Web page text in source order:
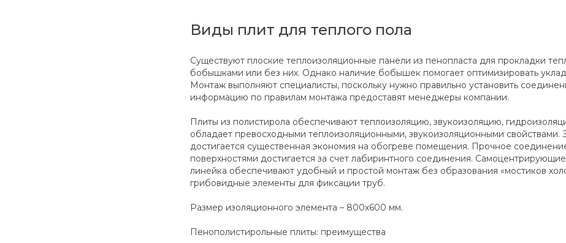
Виды плит для теплого пола
Существуют плоские теплоизоляционные панели из пенопласта для прокладки
бобышками или без них. Однако наличие бобышек помогает оптимизировать
Монтаж выполняют специалисты, поскольку нужно правильно установить
информацию по правилам монтажа предоставят менеджеры компании.
Плиты из полистирола обеспечивают теплоизоляцию, звукоизоляцию,
обладает превосходными теплоизоляционными, звукоизоляционными свойствами.
достигается существенная экономия на обогреве помещения. Прочное
поверхностями достигается за счет лабиринтного соединения.
линейка обеспечивают удобный и простой монтаж без образования «мостиков
грибовидные элементы для фиксации труб.
Размер изоляционного элемента – 800х600 мм.
Пенополистирольные плиты: преимущества